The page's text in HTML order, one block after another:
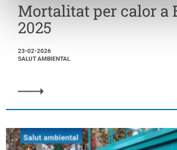
Mortalitat per calor a
2025
23-02-2026
SALUT AMBIENTAL